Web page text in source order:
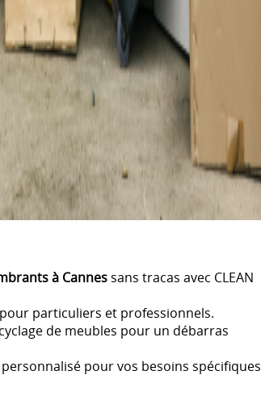
à Cannessans tracas avec CLEAN
particuliers et professionnels.
de meubles pour un débarras
pour vos besoins spécifiques